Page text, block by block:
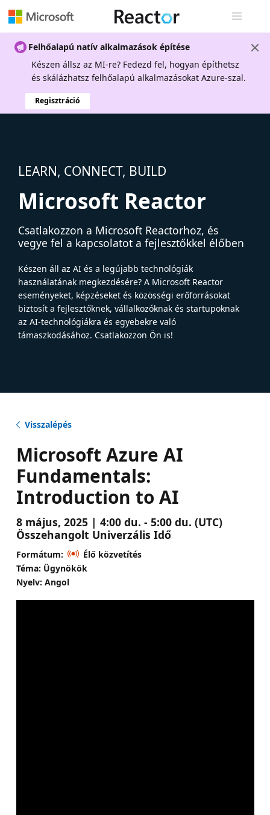
Felhőalapú natív alkalmazások építése
Készen állsz az MI-re? Fedezd fel, hogyan építhetsz
és skálázhatsz felhőalapú alkalmazásokat Azure-szal.
Regisztráció
LEARN, CONNECT, BUILD
Microsoft Reactor
Csatlakozzon a Microsoft Reactorhoz, és
vegye fel a kapcsolatot a fejlesztőkkel élőben
Készen áll az AI és a legújabb technológiák
használatának megkezdésére? A Microsoft Reactor
eseményeket, képzéseket és közösségi erőforrásokat
biztosít a fejlesztőknek, vállalkozóknak és startupoknak
az AI-technológiákra és egyebekre való
támaszkodásához. Csatlakozzon Ön is!
Visszalépés
Microsoft Azure AI
Fundamentals:
Introduction to AI
8 május, 2025 | 4:00 du. - 5:00 du. (UTC)
Összehangolt Univerzális Idő
Formátum:
Élő közvetítés
Téma: Ügynökök
Nyelv: Angol